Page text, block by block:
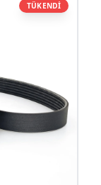
TÜKENDİ